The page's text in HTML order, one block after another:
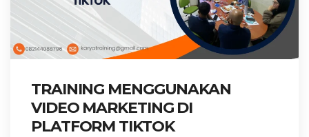
TRAINING MENGGUNAKAN
VIDEO MARKETING DI
PLATFORM TIKTOK